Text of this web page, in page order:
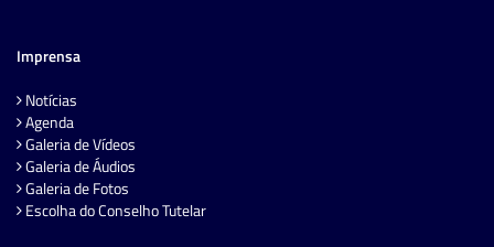
Imprensa
Notícias
Agenda
Galeria de Vídeos
Galeria de Áudios
Galeria de Fotos
Escolha do Conselho Tutelar